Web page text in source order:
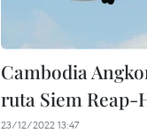
Cambodia
ruta Siem Reap-
23/12/2022 13:47